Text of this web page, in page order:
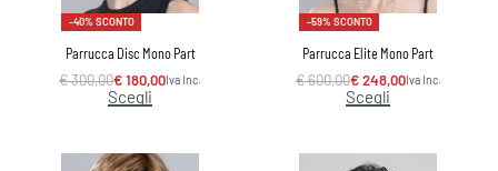
-40% SCONTO
Parrucca Disc Mono Part
€300,00€180,00Iva Inc.
Scegli
-59% SCONTO
Parrucca Elite Mono Part
€600,00€248,00Iva Inc.
Scegli